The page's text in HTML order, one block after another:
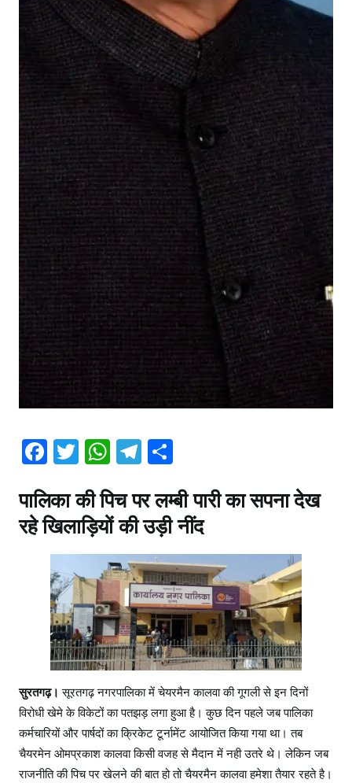
F
c
e
b
o
o
k
T
itt
er
W
at
s
A
p
p
T
e
gr
a
m
ar
e
पालिका की पिच पर लम्बी पारी का सपना देख
रहे खिलाड़ियों की उड़ी नींद
सुरतगढ़। सूरतगढ़ नगरपालिका में चेयरमैन कालवा की गूगली से इन दिनों
विरोधी खेमे के विकेटों का पतझड़ लगा हुआ है। कुछ दिन पहले जब पालिका
कर्मचारियों और पार्षदों का क्रिकेट टूर्नामेंट आयोजित किया गया था। तब
चैयरमेन ओमप्रकाश कालवा किसी वजह से मैदान में नही उतरे थे। लेकिन जब
राजनीति की पिच पर खेलने की बात हो तो चैयरमैन कालवा हमेशा तैयार रहते है।